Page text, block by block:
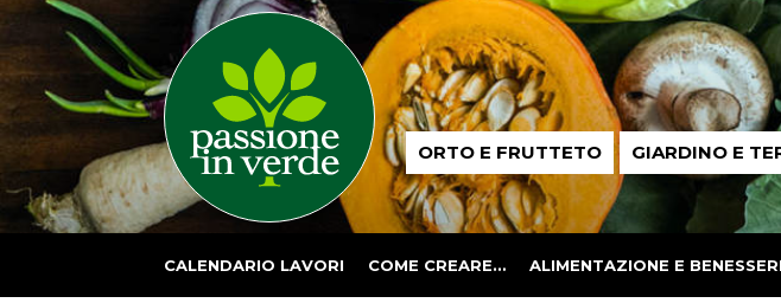
Passione
in ORTO E FRUTTETO GIARDINO E
CALENDARIO LAVORI COME CREARE… ALIMENTAZIONE E